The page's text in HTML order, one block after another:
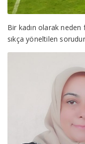
Bir kadın olarak
sıkça yöneltilen